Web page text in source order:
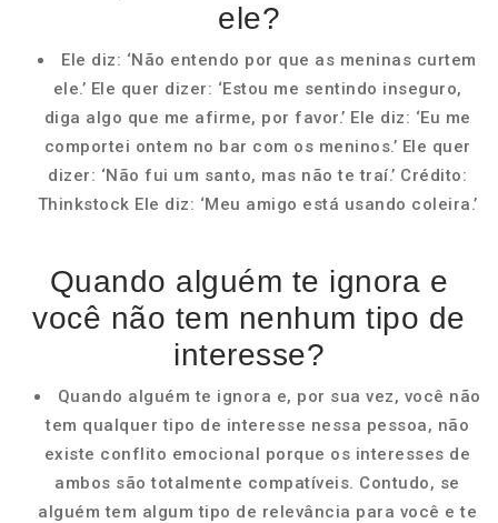
ele?
Ele diz: ‘Não entendo por que as meninas curtem
ele.’ Ele quer dizer: ‘Estou me sentindo inseguro,
diga algo que me afirme, por favor.’ Ele diz: ‘Eu me
comportei ontem no bar com os meninos.’ Ele quer
dizer: ‘Não fui um santo, mas não te traí.’ Crédito:
Thinkstock Ele diz: ‘Meu amigo está usando coleira.’
Quando alguém te ignora e
você não tem nenhum tipo de
interesse?
Quando alguém te ignora e, por sua vez, você não
tem qualquer tipo de interesse nessa pessoa, não
existe conflito emocional porque os interesses de
ambos são totalmente compatíveis. Contudo, se
alguém tem algum tipo de relevância para você e te